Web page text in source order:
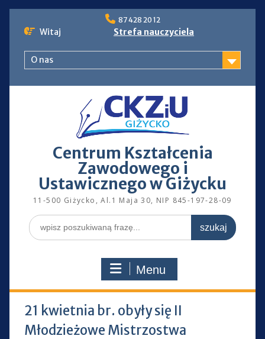
to
87 428 20 12
Witaj Strefa nauczyciela
O nas
Centrum Kształcenia
Zawodowego i
Ustawicznego w Giżycku
11-500 Giżycko, Al.1 Maja 30, NIP 845-197-28-09
Search
for:
Menu
21 kwietnia br. obyły się II
Młodzieżowe Mistrzostwa